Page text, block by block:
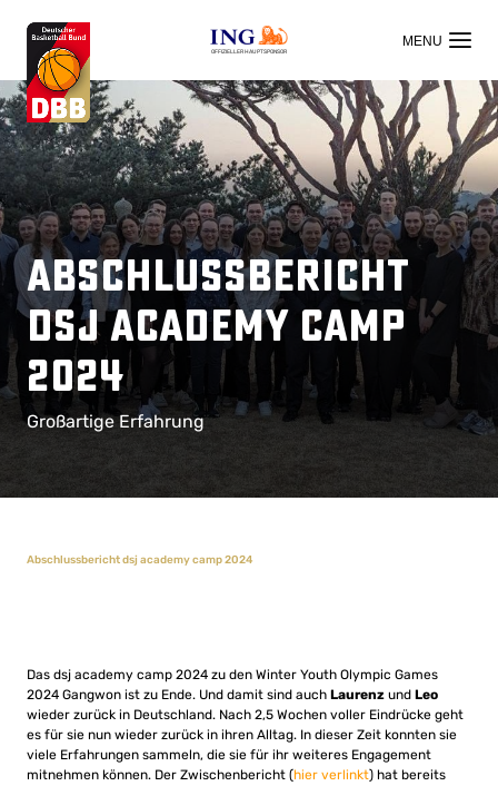
OFFIZIELLER HAUPTSPONSOR
Abschlussbericht
dsj academy camp
2024
Großartige Erfahrung
Abschlussbericht dsj academy camp 2024
Das dsj academy camp 2024 zu den Winter Youth Olympic Games
2024 Gangwon ist zu Ende. Und damit sind auch Laurenz und Leo
wieder zurück in Deutschland. Nach 2,5 Wochen voller Eindrücke geht
es für sie nun wieder zurück in ihren Alltag. In dieser Zeit konnten sie
viele Erfahrungen sammeln, die sie für ihr weiteres Engagement
mitnehmen können. Der Zwischenbericht (hier verlinkt) hat bereits